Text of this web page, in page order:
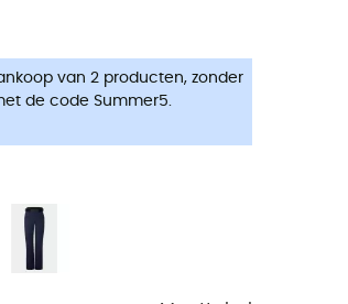
van 2 producten, zonder
de code Summer5.